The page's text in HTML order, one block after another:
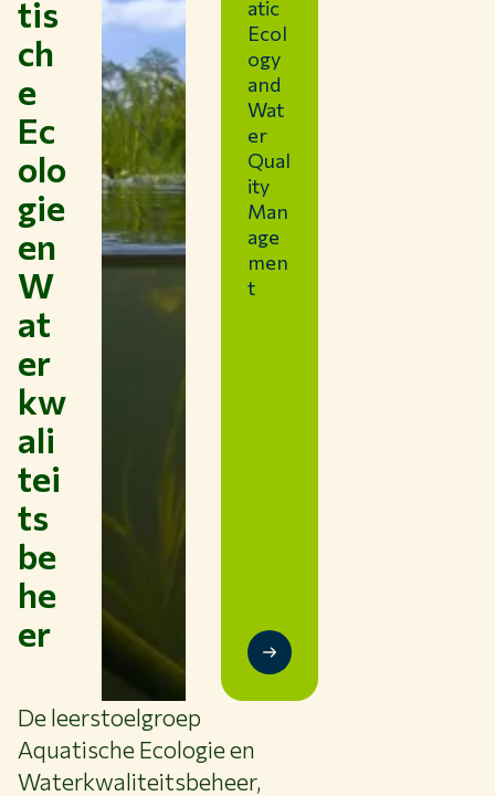
BIBLIOTHEEK
tis
ch
e
Ec
olo
gie
en
W
at
er
kw
ali
tei
ts
be
he
er
atic
Ecol
ogy
and
Wat
er
Qual
ity
Man
age
men
t
De leerstoelgroep
Aquatische Ecologie en
Waterkwaliteitsbeheer,